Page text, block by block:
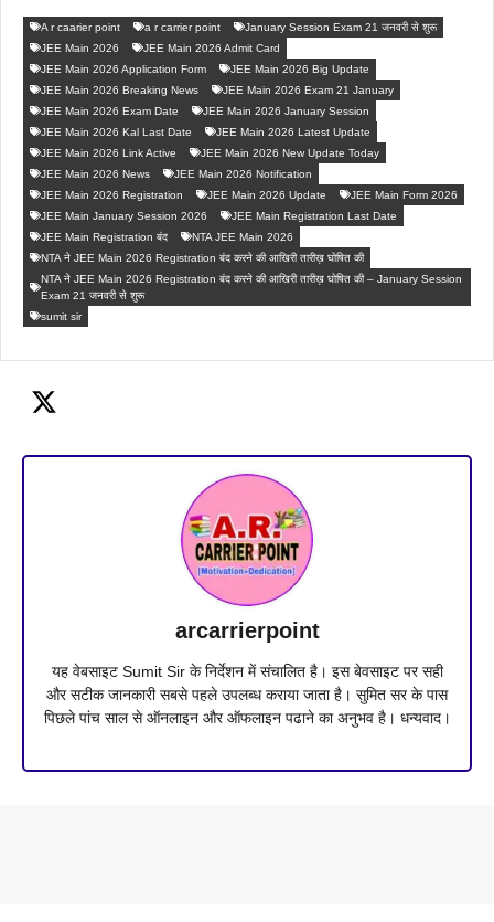
A r caarier point a r carrier point
January Session Exam 21 जनवरी से शुरू
JEE Main 2026
JEE Main 2026 Admit Card
JEE Main 2026 Application Form
JEE Main 2026 Big Update
JEE Main 2026 Breaking News
JEE Main 2026 Exam 21 January
JEE Main 2026 Exam Date
JEE Main 2026 January Session
JEE Main 2026 Kal Last Date
JEE Main 2026 Latest Update
JEE Main 2026 Link Active
JEE Main 2026 New Update Today
JEE Main 2026 News
JEE Main 2026 Notification
JEE Main 2026 Registration
JEE Main 2026 Update
JEE Main Form 2026
JEE Main January Session 2026
JEE Main Registration Last Date
JEE Main Registration बंद
NTA JEE Main 2026
NTA ने JEE Main 2026 Registration बंद करने की आखिरी तारीख़ घोषित की
NTA ने JEE Main 2026 Registration बंद करने की आखिरी तारीख़ घोषित की – January Session
Exam 21 जनवरी से शुरू
sumit sir
arcarrierpoint
यह वेबसाइट Sumit Sir के निर्देशन में संचालित है। इस बेवसाइट पर सही
और सटीक जानकारी सबसे पहले उपलब्ध कराया जाता है। सुमित सर के पास
पिछले पांच साल से ऑनलाइन और ऑफलाइन पढाने का अनुभव है। धन्यवाद।